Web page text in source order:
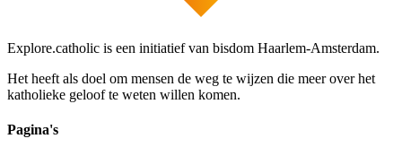
Explore.catholic is een initiatief van bisdom Haarlem-Amsterdam.
Het heeft als doel om mensen de weg te wijzen die meer over het
katholieke geloof te weten willen komen.
Pagina's